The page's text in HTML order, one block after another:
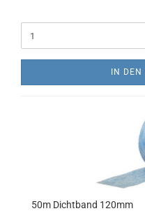
IN
50m Dichtband 120mm